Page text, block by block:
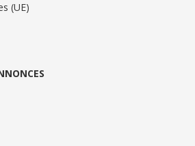
(UE)